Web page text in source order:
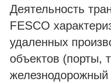
Деятельность
FESCO
удаленных
объектов (порты,
железнодорожный